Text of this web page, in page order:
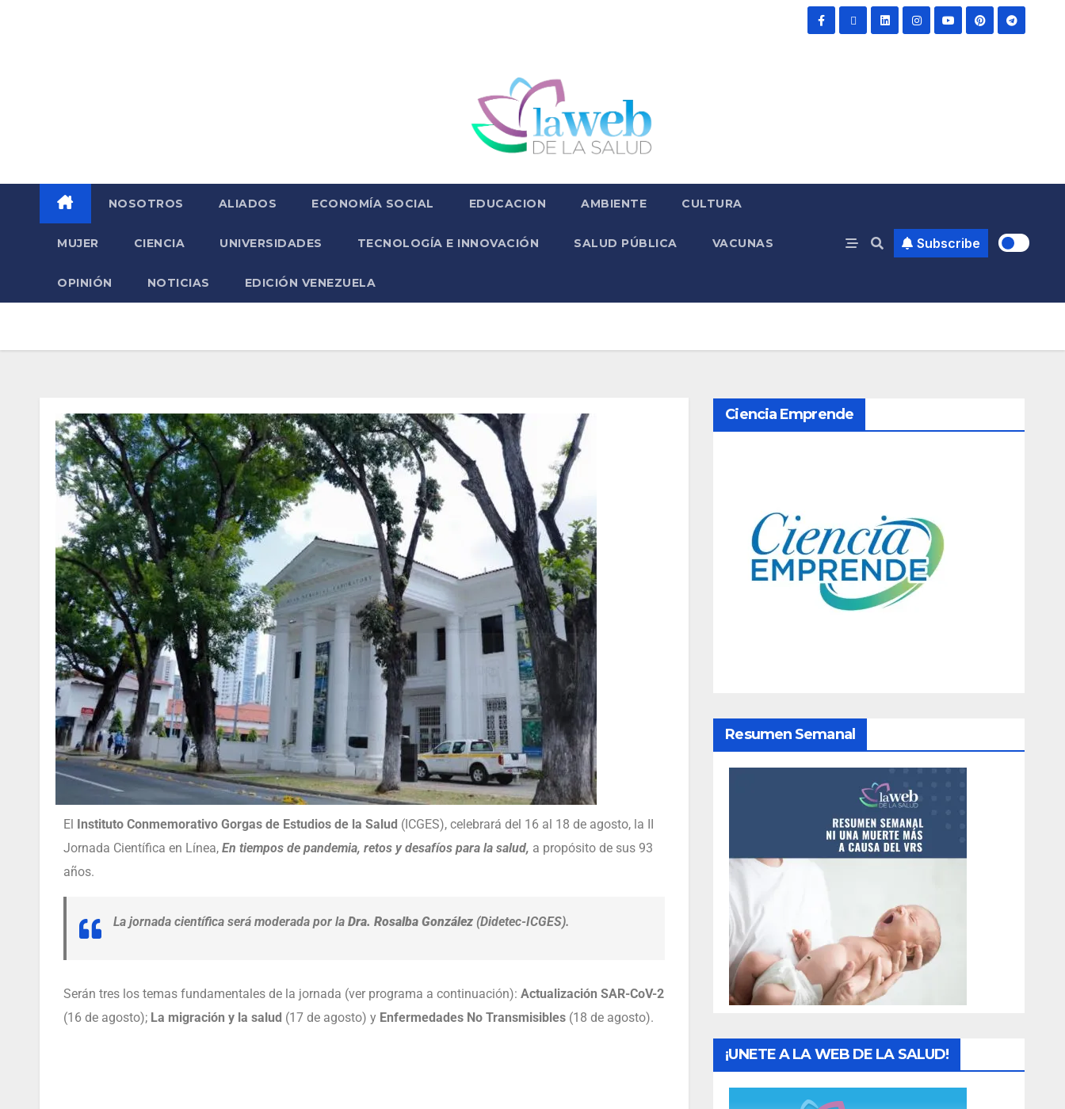
NOSOTROS ALIADOS ECONOMÍA SOCIAL EDUCACION AMBIENTE CULTURA
MUJER CIENCIA UNIVERSIDADES TECNOLOGÍA E INNOVACIÓN SALUD PÚBLICA VACUNAS
OPINIÓN NOTICIAS EDICIÓN VENEZUELA
Subscribe
El Instituto Conmemorativo Gorgas de Estudios de la Salud (ICGES), celebrará del 16 al 18 de agosto, la II
Jornada Científica en Línea, En tiempos de pandemia, retos y desafíos para la salud, a propósito de sus 93
años.
La jornada científica será moderada por la Dra. Rosalba González (Didetec-ICGES).
Serán tres los temas fundamentales de la jornada (ver programa a continuación): Actualización SAR-CoV-2
(16 de agosto); La migración y la salud (17 de agosto) y Enfermedades No Transmisibles (18 de agosto).
Ciencia Emprende
Resumen Semanal
¡UNETE A LA WEB DE LA SALUD!